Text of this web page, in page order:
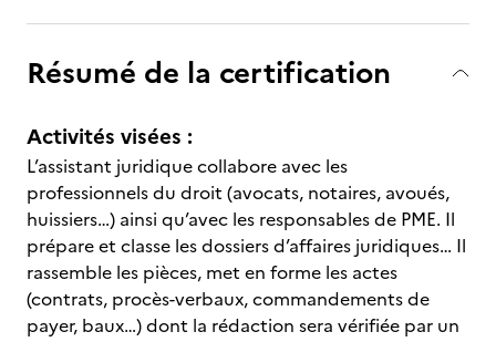
Résumé de la certification
Activités visées :
L’assistant juridique collabore avec les
professionnels du droit (avocats, notaires, avoués,
huissiers…) ainsi qu’avec les responsables de PME. Il
prépare et classe les dossiers d’affaires juridiques… Il
rassemble les pièces, met en forme les actes
(contrats, procès-verbaux, commandements de
payer, baux…) dont la rédaction sera vérifiée par un